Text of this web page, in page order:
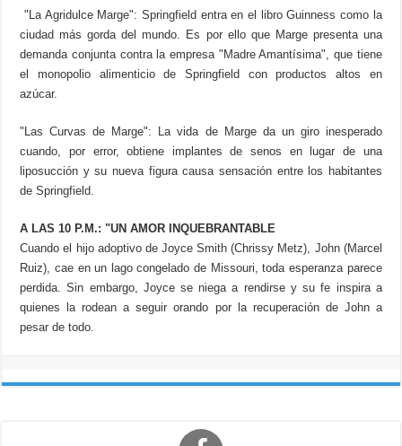
"La Agridulce Marge": Springfield entra en el libro Guinness como la
ciudad más gorda del mundo. Es por ello que Marge presenta una
demanda conjunta contra la empresa "Madre Amantísima", que tiene
el monopolio alimenticio de Springfield con productos altos en
azúcar.
"Las Curvas de Marge": La vida de Marge da un giro inesperado
cuando, por error, obtiene implantes de senos en lugar de una
liposucción y su nueva figura causa sensación entre los habitantes
de Springfield.
A LAS 10 P.M.: "UN AMOR INQUEBRANTABLE
Cuando el hijo adoptivo de Joyce Smith (Chrissy Metz), John (Marcel
Ruiz), cae en un lago congelado de Missouri, toda esperanza parece
perdida. Sin embargo, Joyce se niega a rendirse y su fe inspira a
quienes la rodean a seguir orando por la recuperación de John a
pesar de todo.